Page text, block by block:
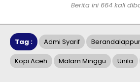
Berita ini 664 kali
Tag : Admi Syarif
Kopi Aceh Malam Minggu Unila